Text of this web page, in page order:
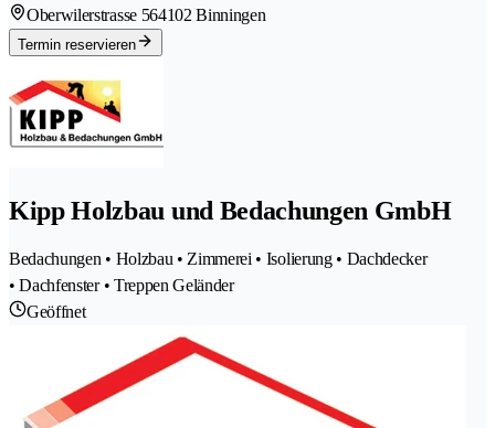
Oberwilerstrasse 564102 Binningen
Termin reservieren
Kipp Holzbau und Bedachungen GmbH
Bedachungen • Holzbau • Zimmerei • Isolierung • Dachdecker
• Dachfenster • Treppen Geländer
Geöffnet